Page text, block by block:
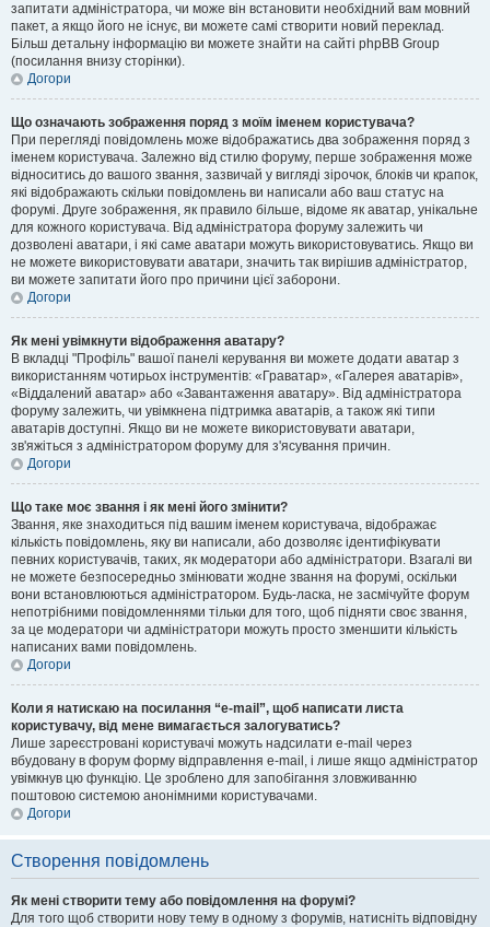
запитати адміністратора, чи може він встановити необхідний вам мовний
пакет, а якщо його не існує, ви можете самі створити новий переклад.
Більш детальну інформацію ви можете знайти на сайті phpBB Group
(посилання внизу сторінки).
Догори
Що означають зображення поряд з моїм іменем користувача?
При перегляді повідомлень може відображатись два зображення поряд з
іменем користувача. Залежно від стилю форуму, перше зображення може
відноситись до вашого звання, зазвичай у вигляді зірочок, блоків чи крапок,
які відображають скільки повідомлень ви написали або ваш статус на
форумі. Друге зображення, як правило більше, відоме як аватар, унікальне
для кожного користувача. Від адміністратора форуму залежить чи
дозволені аватари, і які саме аватари можуть використовуватись. Якщо ви
не можете використовувати аватари, значить так вирішив адміністратор,
ви можете запитати його про причини цієї заборони.
Догори
Як мені увімкнути відображення аватару?
В вкладці "Профіль" вашої панелі керування ви можете додати аватар з
використанням чотирьох інструментів: «Граватар», «Галерея аватарів»,
«Віддалений аватар» або «Завантаження аватару». Від адміністратора
форуму залежить, чи увімкнена підтримка аватарів, а також які типи
аватарів доступні. Якщо ви не можете використовувати аватари,
зв'яжіться з адміністратором форуму для з'ясування причин.
Догори
Що таке моє звання і як мені його змінити?
Звання, яке знаходиться під вашим іменем користувача, відображає
кількість повідомлень, яку ви написали, або дозволяє ідентифікувати
певних користувачів, таких, як модератори або адміністратори. Взагалі ви
не можете безпосередньо змінювати жодне звання на форумі, оскільки
вони встановлюються адміністратором. Будь-ласка, не засмічуйте форум
непотрібними повідомленнями тільки для того, щоб підняти своє звання,
за це модератори чи адміністратори можуть просто зменшити кількість
написаних вами повідомлень.
Догори
Коли я натискаю на посилання “e-mail”, щоб написати листа
користувачу, від мене вимагається залогуватись?
Лише зареєстровані користувачі можуть надсилати e-mail через
вбудовану в форум форму відправлення e-mail, і лише якщо адміністратор
увімкнув цю функцію. Це зроблено для запобігання зловживанню
поштовою системою анонімними користувачами.
Догори
Створення повідомлень
Як мені створити тему або повідомлення на форумі?
Для того щоб створити нову тему в одному з форумів, натисніть відповідну